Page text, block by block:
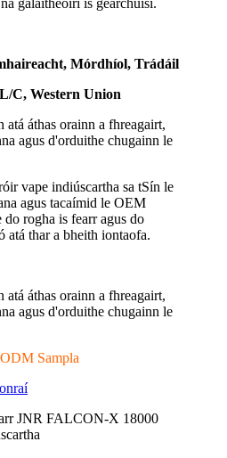
galaitheoirí is géarchúisí.
Mórdhíol, Trádáil
C, Western Union
áthas orainn a fhreagairt,
agus d'orduithe chugainn le
vape indiúscartha sa tSín le
agus tacaímid le OEM
rogha is fearr agus do
atá thar a bheith iontaofa.
áthas orainn a fhreagairt,
agus d'orduithe chugainn le
Sampla